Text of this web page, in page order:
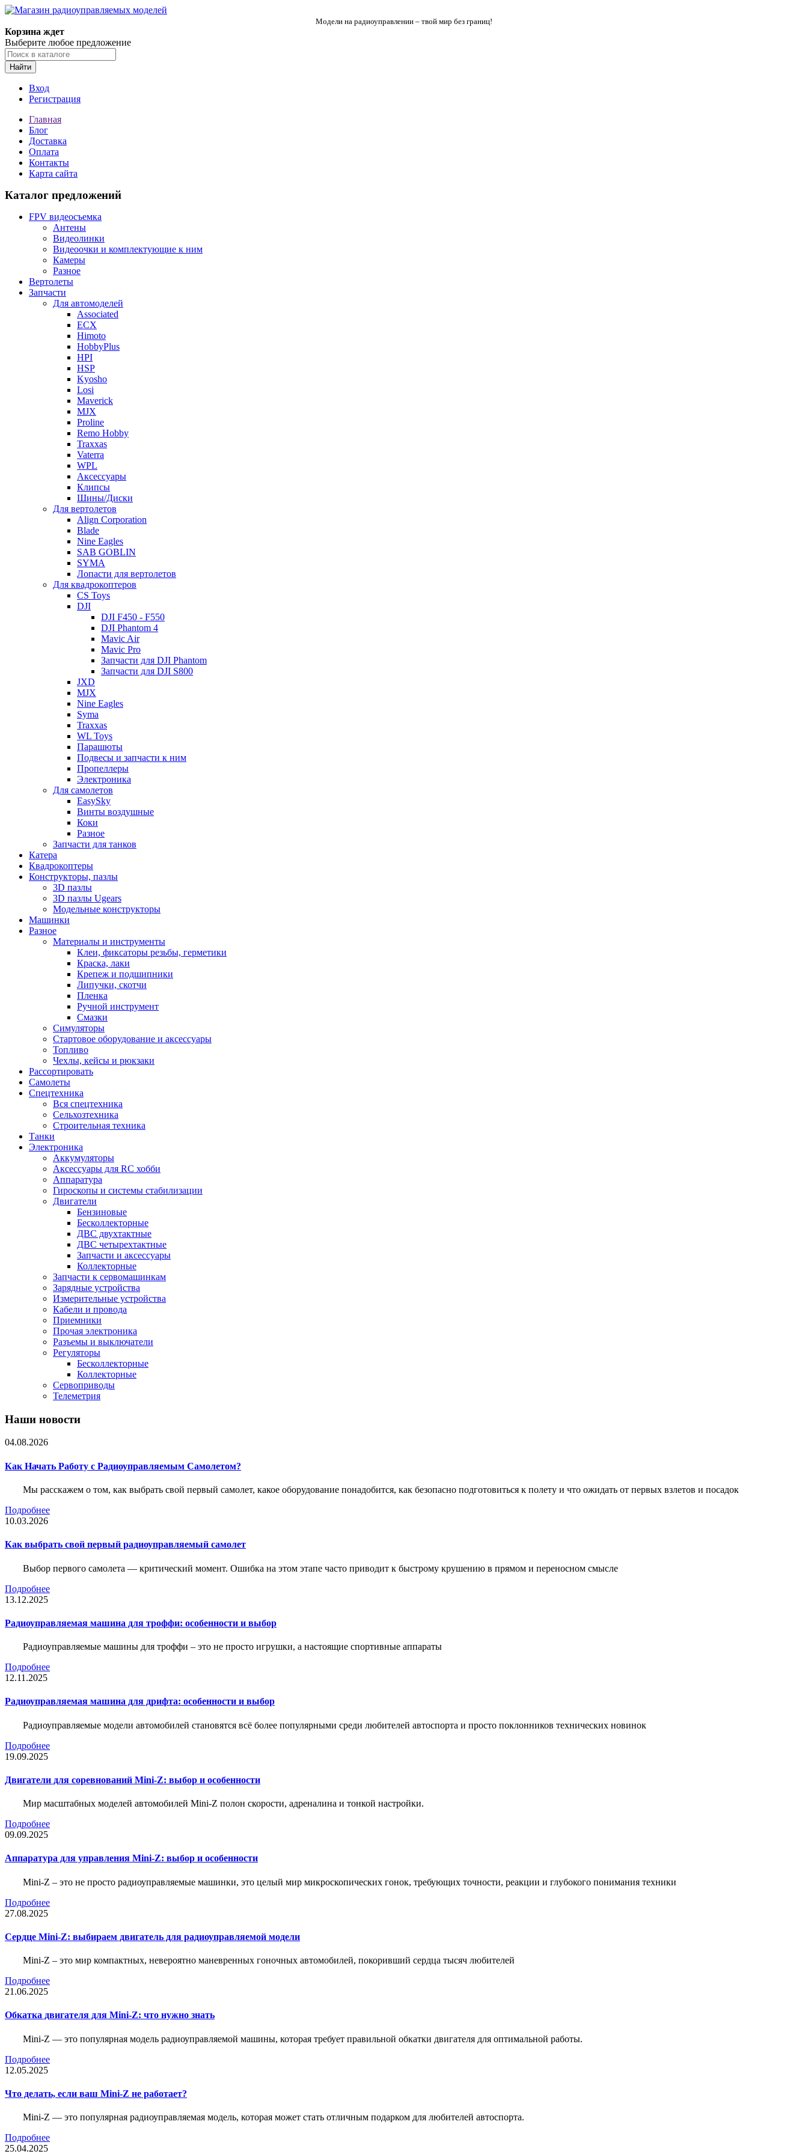
Модели на радиоуправлении – твой мир без границ!
Корзина ждет
Выберите любое предложение
Найти
Вход
Регистрация
Главная
Блог
Доставка
Оплата
Контакты
Карта сайта
Каталог предложений
FPV видеосъемка
Антены
Видеолинки
Видеоочки и комплектующие к ним
Камеры
Разное
Вертолеты
Запчасти
Для автомоделей
Associated
ECX
Himoto
HobbyPlus
HPI
HSP
Kyosho
Losi
Maverick
MJX
Proline
Remo Hobby
Traxxas
Vaterra
WPL
Аксессуары
Клипсы
Шины/Диски
Для вертолетов
Align Corporation
Blade
Nine Eagles
SAB GOBLIN
SYMA
Лопасти для вертолетов
Для квадрокоптеров
CS Toys
DJI
DJI F450 - F550
DJI Phantom 4
Mavic Air
Mavic Pro
Запчасти для DJI Phantom
Запчасти для DJI S800
JXD
MJX
Nine Eagles
Syma
Traxxas
WL Toys
Парашюты
Подвесы и запчасти к ним
Пропеллеры
Электроника
Для самолетов
EasySky
Винты воздушные
Коки
Разное
Запчасти для танков
Катера
Квадрокоптеры
Конструкторы, пазлы
3D пазлы
3D пазлы Ugears
Модельные конструкторы
Машинки
Разное
Материалы и инструменты
Клеи, фиксаторы резьбы, герметики
Краска, лаки
Крепеж и подшипники
Липучки, скотчи
Пленка
Ручной инструмент
Смазки
Симуляторы
Стартовое оборудование и аксессуары
Топливо
Чехлы, кейсы и рюкзаки
Рассортировать
Самолеты
Спецтехника
Вся спецтехника
Сельхозтехника
Строительная техника
Танки
Электроника
Аккумуляторы
Аксессуары для RC хобби
Аппаратура
Гироскопы и системы стабилизации
Двигатели
Бензиновые
Бесколлекторные
ДВС двухтактные
ДВС четырехтактные
Запчасти и аксессуары
Коллекторные
Запчасти к сервомашинкам
Зарядные устройства
Измерительные устройства
Кабели и провода
Приемники
Прочая электроника
Разъемы и выключатели
Регуляторы
Бесколлекторные
Коллекторные
Сервоприводы
Телеметрия
Наши новости
04.08.2026
Как Начать Работу с Радиоуправляемым Самолетом?
Мы расскажем о том, как выбрать свой первый самолет, какое оборудование понадобится, как безопасно подготовиться к полету и что ожидать от первых взлетов и посадок
Подробнее
10.03.2026
Как выбрать свой первый радиоуправляемый самолет
Выбор первого самолета — критический момент. Ошибка на этом этапе часто приводит к быстрому крушению в прямом и переносном смысле
Подробнее
13.12.2025
Радиоуправляемая машина для троффи: особенности и выбор
Радиоуправляемые машины для троффи – это не просто игрушки, а настоящие спортивные аппараты
Подробнее
12.11.2025
Радиоуправляемая машина для дрифта: особенности и выбор
Радиоуправляемые модели автомобилей становятся всё более популярными среди любителей автоспорта и просто поклонников технических новинок
Подробнее
19.09.2025
Двигатели для соревнований Mini-Z: выбор и особенности
Мир масштабных моделей автомобилей Mini-Z полон скорости, адреналина и тонкой настройки.
Подробнее
09.09.2025
Аппаратура для управления Mini-Z: выбор и особенности
Mini-Z – это не просто радиоуправляемые машинки, это целый мир микроскопических гонок, требующих точности, реакции и глубокого понимания техники
Подробнее
27.08.2025
Сердце Mini-Z: выбираем двигатель для радиоуправляемой модели
Mini-Z – это мир компактных, невероятно маневренных гоночных автомобилей, покоривший сердца тысяч любителей
Подробнее
21.06.2025
Обкатка двигателя для Mini-Z: что нужно знать
Mini-Z — это популярная модель радиоуправляемой машины, которая требует правильной обкатки двигателя для оптимальной работы.
Подробнее
12.05.2025
Что делать, если ваш Mini-Z не работает?
Mini-Z — это популярная радиоуправляемая модель, которая может стать отличным подарком для любителей автоспорта.
Подробнее
25.04.2025